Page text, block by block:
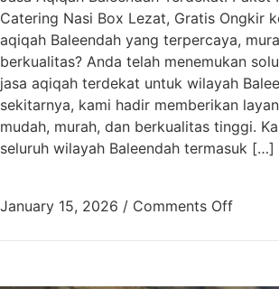
Catering Nasi Box Lezat, Gratis Ongkir
aqiqah Baleendah yang terpercaya,
berkualitas? Anda telah menemukan
jasa aqiqah terdekat untuk wilayah
sekitarnya, kami hadir memberikan
mudah, murah, dan berkualitas tinggi.
seluruh wilayah Baleendah termasuk […]
January 15, 2026 / Comments Off